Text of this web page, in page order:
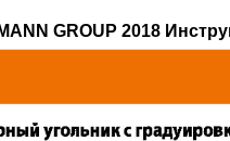
GROUP 2018